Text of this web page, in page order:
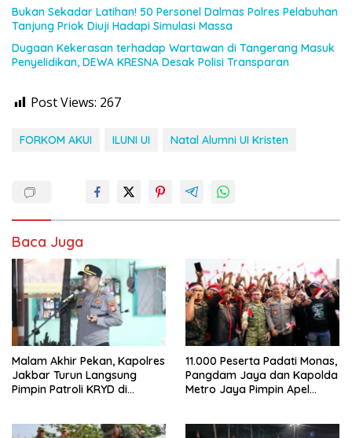
Bukan Sekadar Latihan! 50 Personel Dalmas Polres Pelabuhan
Tanjung Priok Diuji Hadapi Simulasi Massa
Dugaan Kekerasan terhadap Wartawan di Tangerang Masuk
Penyelidikan, DEWA KRESNA Desak Polisi Transparan
Post Views: 267
FORKOM AKUI ILUNI UI Natal Alumni UI Kristen
Baca Juga
Malam Akhir Pekan, Kapolres
Jakbar Turun Langsung
Pimpin Patroli KRYD di
11.000 Peserta Padati Monas,
Pangdam Jaya dan Kapolda
Metro Jaya Pimpin Apel